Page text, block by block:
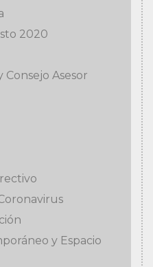
2020
Asesor
y Espacio